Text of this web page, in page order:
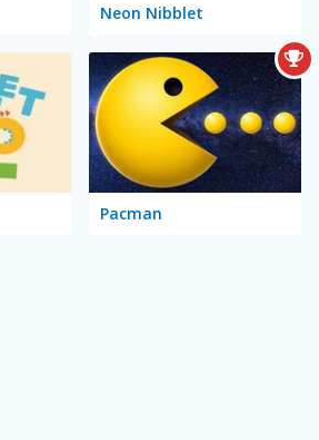
Neon Nibblet
Pacman